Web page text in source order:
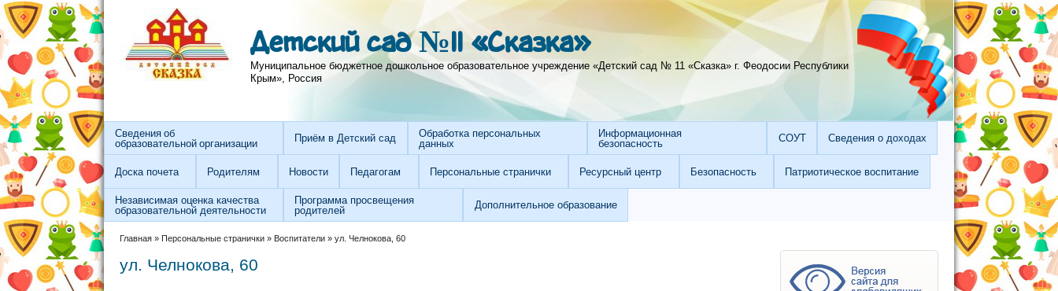
Перейти к основному содержанию
Skip to search
Детский сад №11 «Сказка»
Муниципальное бюджетное дошкольное образовательное учреждение «Детский сад № 11 «Сказка» г. Феодосии Республики
Крым», Россия
Сведения об
образовательной организации
Приём в Детский сад
Обработка персональных
данных
Информационная
безопасность
СОУТ Сведения о доходах
Доска почета Родителям Новости Педагогам Персональные странички Ресурсный центр Безопасность Патриотическое воспитание
Независимая оценка качества
образовательной деятельности
Программа просвещения
родителей
Дополнительное образование
Вы здесь
Главная» Персональные странички» Воспитатели» ул. Челнокова, 60
ул. Челнокова, 60